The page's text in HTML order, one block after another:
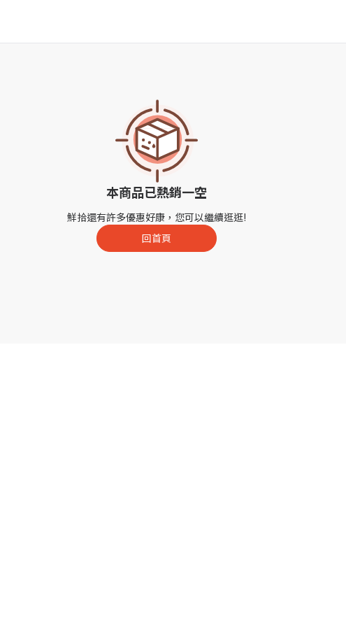
本商品已熱銷一空
鮮拾還有許多優惠好康，您可以繼續逛逛!
回首頁